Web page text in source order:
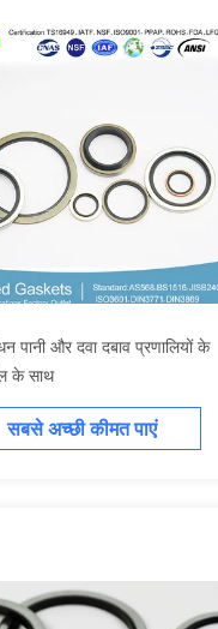
पानी और दवा दबाव प्रणालियों के
के साथ
सबसे अच्छी कीमत पाएं